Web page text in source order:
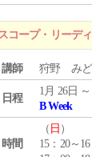
ープ・リーデ
講師 狩野 みど
日程
1月 26日
B Week
時間
（ 日 ）
15：20～